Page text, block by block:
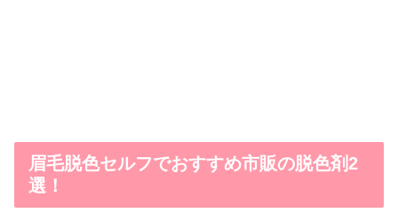
眉毛脱色セルフでおすすめ市販の脱色剤2
選！